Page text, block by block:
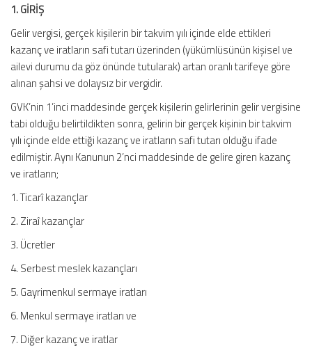
1. GİRİŞ
Gelir vergisi, gerçek kişilerin bir takvim yılı içinde elde ettikleri
kazanç ve iratların safi tutarı üzerinden (yükümlüsünün kişisel ve
ailevi durumu da göz önünde tutularak) artan oranlı tarifeye göre
alınan şahsi ve dolaysız bir vergidir.
GVK’nin 1’inci maddesinde gerçek kişilerin gelirlerinin gelir vergisine
tabi olduğu belirtildikten sonra, gelirin bir gerçek kişinin bir takvim
yılı içinde elde ettiği kazanç ve iratların safi tutarı olduğu ifade
edilmiştir. Aynı Kanunun 2’nci maddesinde de gelire giren kazanç
ve iratların;
1. Ticarî kazançlar
2. Ziraî kazançlar
3. Ücretler
4. Serbest meslek kazançları
5. Gayrimenkul sermaye iratları
6. Menkul sermaye iratları ve
7. Diğer kazanç ve iratlar